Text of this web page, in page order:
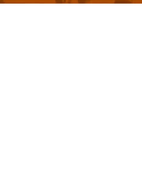
INSTITUCIONAL